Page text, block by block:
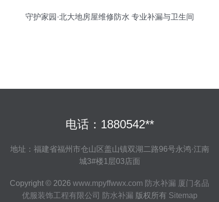
守护家园·北大地房屋维修防水 专业补漏与卫生间
电话：1880542**
地址：福建省福州市仓山区盖山镇双湖二路96号永鸿·江南
城3#楼1层03店面
Copyright © 2026 www.mpyffwwx.com 防水补漏 厦门名品
优服装饰工程有限公司 防水补漏 版权所有 Sitemap